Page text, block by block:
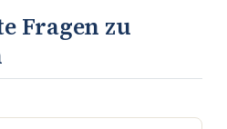
Fragen zu